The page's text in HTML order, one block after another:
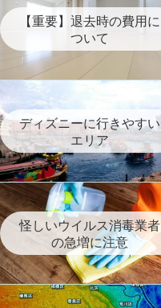
【重要】退去時の費用に
ついて
ディズニーに行きやすい
エリア
怪しいウイルス消毒業者
の急増に注意